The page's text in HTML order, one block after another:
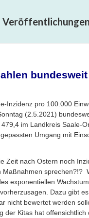
Veröffentlichungen
Inzidenz pro 100.000
(2.5.2021)
im Landkreis Saale-
Umgang mit
Zeit nach Ostern noch
sprechen?!?
exponentiellen
Dazu gibt
nicht bewertet werden
der Kitas hat